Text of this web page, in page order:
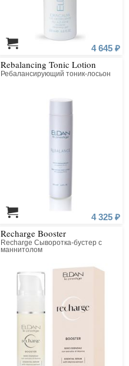
4 645 ₽
Rebalancing Tonic Lotion
Ребалансирующий тоник-лосьон
4 325 ₽
Recharge Booster
Recharge Сыворотка-бустер с
маннитолом